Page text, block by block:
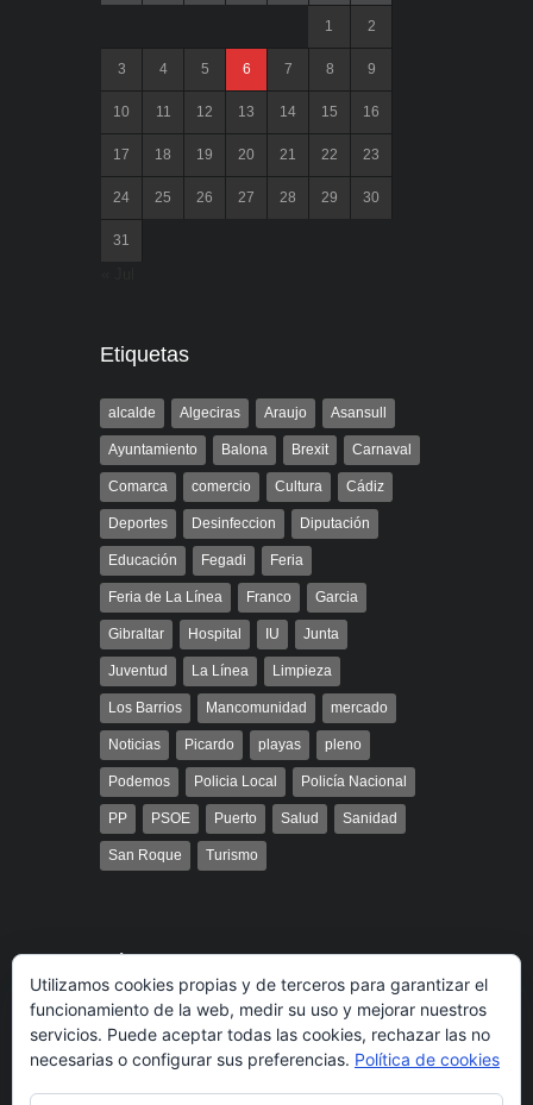
1 2
3 4 5 6 7 8 9
10 11 12 13 14 15 16
17 18 19 20 21 22 23
24 25 26 27 28 29 30
31
Etiquetas
alcalde Algeciras Araujo Asansull
Ayuntamiento Balona Brexit Carnaval
Comarca comercio Cultura Cádiz
Deportes Desinfeccion Diputación
Educación Fegadi Feria
Feria de La Línea Franco Garcia
Gibraltar Hospital IU Junta
Juventud La Línea Limpieza
Los Barrios Mancomunidad mercado
Noticias Picardo playas pleno
Podemos Policia Local Policía Nacional
PP PSOE Puerto Salud Sanidad
San Roque Turismo
Búsqueda
Utilizamos cookies propias y de terceros para garantizar el
funcionamiento de la web, medir su uso y mejorar nuestros
servicios. Puede aceptar todas las cookies, rechazar las no
necesarias o configurar sus preferencias. Política de cookies